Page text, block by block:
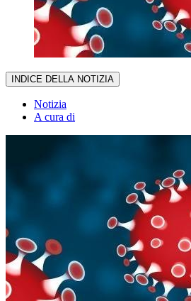
INDICE DELLA NOTIZIA
Notizia
A cura di